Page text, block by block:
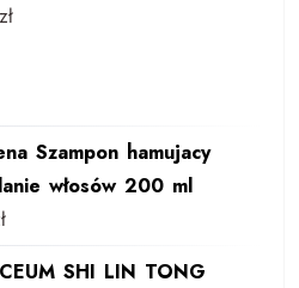
zł
Szampon hamujacy
włosów 200 ml
SHI LIN TONG